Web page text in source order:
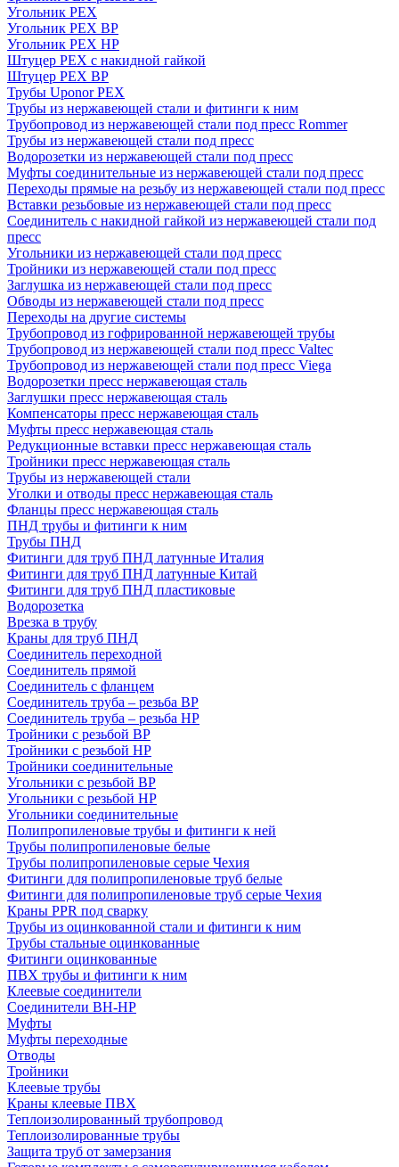
Угольник PEX
Угольник PEX ВР
Угольник PEX НР
Штуцер PEX c накидной гайкой
Штуцер PEX ВР
Трубы Uponor PEX
Трубы из нержавеющей стали и фитинги к ним
Трубопровод из нержавеющей стали под пресс Rommer
Трубы из нержавеющей стали под пресс
Водорозетки из нержавеющей стали под пресс
Муфты соединительные из нержавеющей стали под пресс
Переходы прямые на резьбу из нержавеющей стали под пресс
Вставки резьбовые из нержавеющей стали под пресс
Соединитель с накидной гайкой из нержавеющей стали под
пресс
Угольники из нержавеющей стали под пресс
Тройники из нержавеющей стали под пресс
Заглушка из нержавеющей стали под пресс
Обводы из нержавеющей стали под пресс
Переходы на другие системы
Трубопровод из гофрированной нержавеющей трубы
Трубопровод из нержавеющей стали под пресс Valtec
Трубопровод из нержавеющей стали под пресс Viega
Водорозетки пресс нержавеющая сталь
Заглушки пресс нержавеющая сталь
Компенсаторы пресс нержавеющая сталь
Муфты пресс нержавеющая сталь
Редукционные вставки пресс нержавеющая сталь
Тройники пресс нержавеющая сталь
Трубы из нержавеющей стали
Уголки и отводы пресс нержавеющая сталь
Фланцы пресс нержавеющая сталь
ПНД трубы и фитинги к ним
Трубы ПНД
Фитинги для труб ПНД латунные Италия
Фитинги для труб ПНД латунные Китай
Фитинги для труб ПНД пластиковые
Водорозетка
Врезка в трубу
Краны для труб ПНД
Соединитель переходной
Соединитель прямой
Соединитель с фланцем
Соединитель труба – резьба ВР
Соединитель труба – резьба НР
Тройники с резьбой ВР
Тройники с резьбой НР
Тройники соединительные
Угольники с резьбой ВР
Угольники с резьбой НР
Угольники соединительные
Полипропиленовые трубы и фитинги к ней
Трубы полипропиленовые белые
Трубы полипропиленовые серые Чехия
Фитинги для полипропиленовые труб белые
Фитинги для полипропиленовые труб серые Чехия
Краны PPR под сварку
Трубы из оцинкованной стали и фитинги к ним
Трубы стальные оцинкованные
Фитинги оцинкованные
ПВХ трубы и фитинги к ним
Клеевые соединители
Соединители ВН-НР
Муфты
Муфты переходные
Отводы
Тройники
Клеевые трубы
Краны клеевые ПВХ
Теплоизолированный трубопровод
Теплоизолированные трубы
Защита труб от замерзания